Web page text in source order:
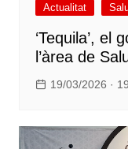
Actualitat
‘Tequila’, el
l’àrea de
19/03/2026 ·